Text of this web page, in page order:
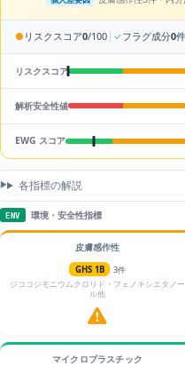
● リスクスコア0/100 | ✓フラグ成分0件
リスクスコア
解析安全性値
EWG スコア
各指標の解説
ENV 環境・安全性指標
皮膚感作性
GHS 1B
3件
ジココジモニウムクロリド・フェノキシエタノー
ル他
マイクロプラスチック